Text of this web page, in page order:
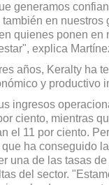
generamos
en nuestros
quienes ponen en
explica
años, Keralty ha
y productivo
ingresos
ciento, mientras
el 11 por ciento.
ha conseguido
una de las tasas
del sector.